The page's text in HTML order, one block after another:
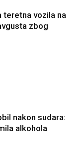
teretna vozila na
zbog
nakon sudara:
alkohola